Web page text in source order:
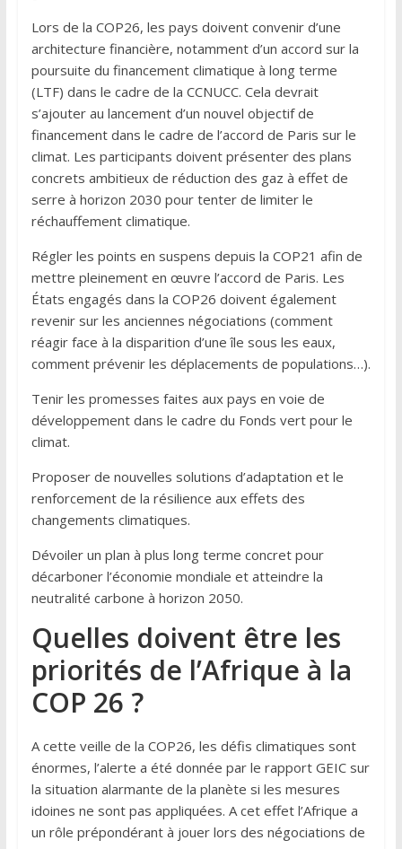
Lors de la COP26, les pays doivent convenir d’une
architecture financière, notamment d’un accord sur la
poursuite du financement climatique à long terme
(LTF) dans le cadre de la CCNUCC. Cela devrait
s’ajouter au lancement d’un nouvel objectif de
financement dans le cadre de l’accord de Paris sur le
climat. Les participants doivent présenter des plans
concrets ambitieux de réduction des gaz à effet de
serre à horizon 2030 pour tenter de limiter le
réchauffement climatique.
Régler les points en suspens depuis la COP21 afin de
mettre pleinement en œuvre l’accord de Paris. Les
États engagés dans la COP26 doivent également
revenir sur les anciennes négociations (comment
réagir face à la disparition d’une île sous les eaux,
comment prévenir les déplacements de populations…).
Tenir les promesses faites aux pays en voie de
développement dans le cadre du Fonds vert pour le
climat.
Proposer de nouvelles solutions d’adaptation et le
renforcement de la résilience aux effets des
changements climatiques.
Dévoiler un plan à plus long terme concret pour
décarboner l’économie mondiale et atteindre la
neutralité carbone à horizon 2050.
Quelles doivent être les
priorités de l’Afrique à la
COP 26 ?
A cette veille de la COP26, les défis climatiques sont
énormes, l’alerte a été donnée par le rapport GEIC sur
la situation alarmante de la planète si les mesures
idoines ne sont pas appliquées. A cet effet l’Afrique a
un rôle prépondérant à jouer lors des négociations de